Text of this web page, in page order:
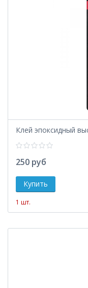
Клей эпоксидный
250 руб
1 шт.